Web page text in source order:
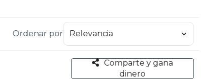
History of America's Future, 1584 to 2069
(1997), traducida al español como El
Estas publicaciones, en el género de
Ordenar por
Comparte y gana
dinero